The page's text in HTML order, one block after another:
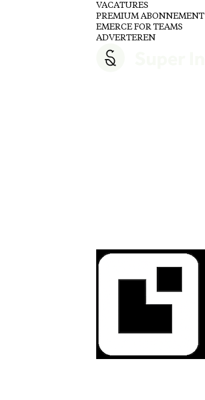
VACATURES
PREMIUM ABONNEMENT
EMERCE FOR TEAMS
ADVERTEREN